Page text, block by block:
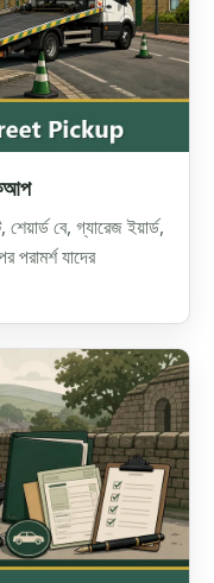
বে, গ্যারেজ ইয়ার্ড,
যাদের